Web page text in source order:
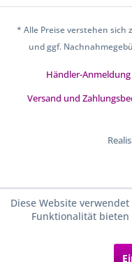
* Alle Preise verstehen
und ggf.
Händler-Anmeldung
Versand und
Diese Website
Funktionalität bieten